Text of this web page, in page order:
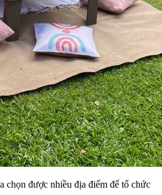
chọn được nhiều địa điểm để tổ chức